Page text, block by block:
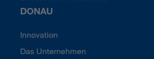
DONAU
Innovation
Das Unternehmen